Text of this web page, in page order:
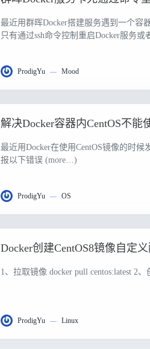
最近用群晖Docker搭建服务遇到一个容
只有通过ssh命令控制重启Docker服务
ProdigYu — Mood
解决Docker容器内CentOS不能
最近用Docker在使用CentOS镜像的时候
报以下错误 (more…)
ProdigYu — OS
Docker创建CentOS8镜像自定
1、拉取镜像 docker pull centos:latest 2
ProdigYu — Linux